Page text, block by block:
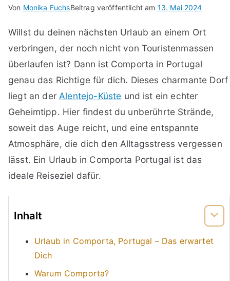
Von Monika FuchsBeitrag veröffentlicht am 13. Mai 2024
Willst du deinen nächsten Urlaub an einem Ort
verbringen, der noch nicht von Touristenmassen
überlaufen ist? Dann ist Comporta in Portugal
genau das Richtige für dich. Dieses charmante Dorf
liegt an der Alentejo-Küste und ist ein echter
Geheimtipp. Hier findest du unberührte Strände,
soweit das Auge reicht, und eine entspannte
Atmosphäre, die dich den Alltagsstress vergessen
lässt. Ein Urlaub in Comporta Portugal ist das
ideale Reiseziel dafür.
Inhalt
Urlaub in Comporta, Portugal – Das erwartet
Dich
Warum Comporta?